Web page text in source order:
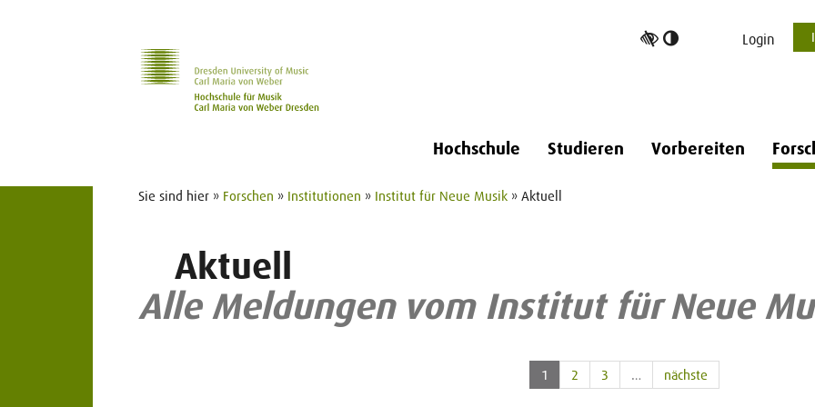
Login
Hochschule Studieren Vorbereiten
Sie sind hier » Forschen » Institutionen » Institut für Neue Musik » Aktuell
Aktuell
Alle Meldungen vom Institut für Neue
1 2 3 … nächste